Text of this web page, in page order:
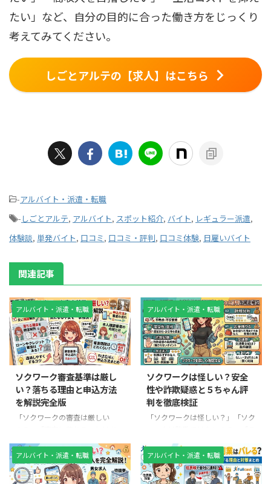
たい」など、自分の目的に合った働き方をじっくり
考えてみてください。
しごとアルテの【求人】はこちら
-アルバイト・派遣・転職
- しごとアルテ, アルバイト, スポット紹介, バイト, レギュラー派遣,
体験談, 単発バイト, 口コミ, 口コミ・評判, 口コミ体験, 日雇いバイト
関連記事
アルバイト・派遣・転職
2026/7/8
ソクワーク審査基準は厳し
い？落ちる理由と申込方法
を解説完全版
「ソクワークの審査は厳しい
る？」「本人確認や審査期間はど
のくらい？」と気になっている方
も多いでしょう。 特に、お金に
困っている方や住む場所がない方
アルバイト・派遣・転職
2026/7/8
ソクワークは怪しい？安全
性や詐欺疑惑と５ちゃん評
判を徹底検証
「ソクワークは怪しい？」「ソク
ちゃんや知恵袋で悪い評判を見た
けど大丈夫？」と不安に感じてい
る方も多いのではないでしょう
か。 特に、お金に困っている人
アルバイト・派遣・転職 アルバイト・派遣・転職